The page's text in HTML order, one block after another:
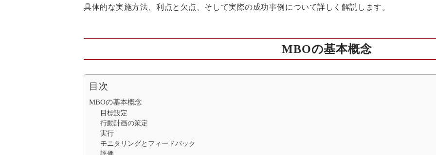
具体的な実施方法、利点と欠点、そして実際の成功事例について詳しく解説します。
MBOの基本概念
目次
MBOの基本概念
目標設定
行動計画の策定
実行
モニタリングとフィードバック